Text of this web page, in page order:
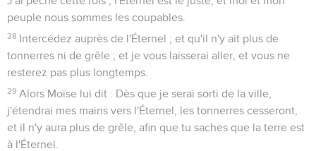
peuple nous sommes les coupables.
28 Intercédez auprès de l'Éternel ; et qu'il n'y ait plus de
tonnerres ni de grêle ; et je vous laisserai aller, et vous ne
resterez pas plus longtemps.
29 Alors Moïse lui dit : Dès que je serai sorti de la ville,
j'étendrai mes mains vers l'Éternel, les tonnerres cesseront,
et il n'y aura plus de grêle, afin que tu saches que la terre est
à l'Éternel.